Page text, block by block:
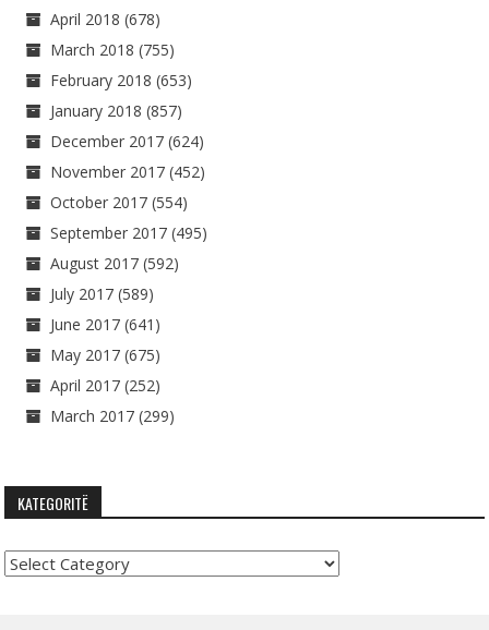
April 2018 (678)
March 2018 (755)
February 2018 (653)
January 2018 (857)
December 2017 (624)
November 2017 (452)
October 2017 (554)
September 2017 (495)
August 2017 (592)
July 2017 (589)
June 2017 (641)
May 2017 (675)
April 2017 (252)
March 2017 (299)
KATEGORITË
Kategoritë